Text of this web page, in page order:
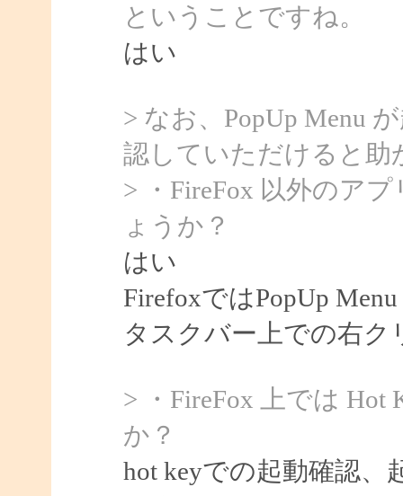
ということですね。
はい
> なお、PopUp Menu
認していただけると助
> ・FireFox 以外のア
ょうか？
はい
FirefoxではPopUp
タスクバー上での右ク
> ・FireFox 上では
か？
hot keyでの起動確認